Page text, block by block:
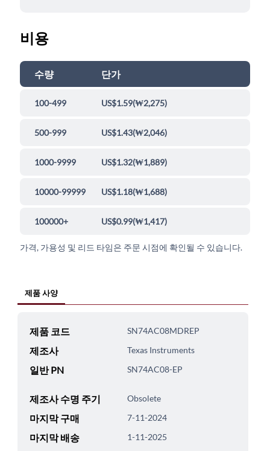
비용
수량 단가
100-499 US$1.59(₩2,275)
500-999 US$1.43(₩2,046)
1000-9999 US$1.32(₩1,889)
10000-99999 US$1.18(₩1,688)
100000+ US$0.99(₩1,417)
가격, 가용성 및 리드 타임은 주문 시점에 확인될 수 있습니다.
제품 사양
제품 코드 SN74AC08MDREP
제조사 Texas Instruments
일반 PN SN74AC08-EP
제조사 수명 주기 Obsolete
마지막 구매 7-11-2024
마지막 배송 1-11-2025